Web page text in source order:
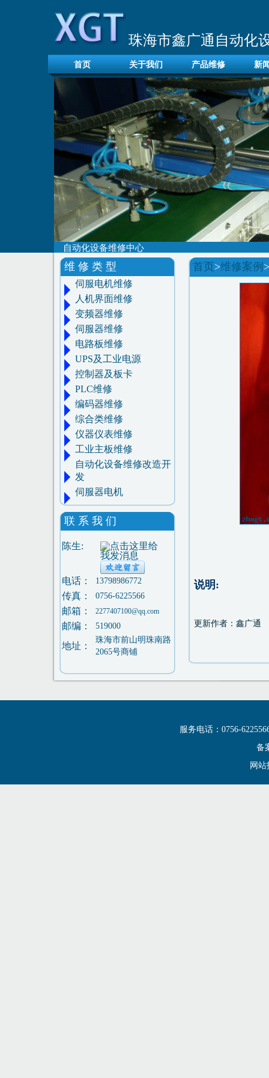
珠海市鑫广通自动化
首页 关于我们 产品维修 新
自动化设备维修中心
维 修 类 型
伺服电机维修
人机界面维修
变频器维修
伺服器维修
电路板维修
UPS及工业电源
控制器及板卡
PLC维修
编码器维修
综合类维修
仪器仪表维修
工业主板维修
自动化设备维修改造开
发
伺服器电机
联 系 我 们
陈生:
电话： 13798986772
传真： 0756-6225566
邮箱： 2277407100@qq.com
邮编： 519000
地址：
珠海市前山明珠南路
2065号商铺
首页>维修案例
说明:
更新作者：鑫广通
服务电话：0756-
备
网站